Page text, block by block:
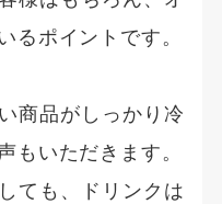
るポイントです。
商品がしっかり冷
もいただきます。
ても、ドリンクは